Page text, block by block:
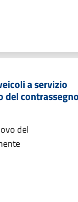
a servizio
del contrassegno
del